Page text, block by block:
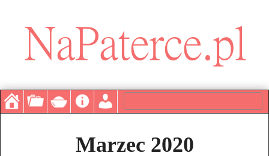
Marzec 2020